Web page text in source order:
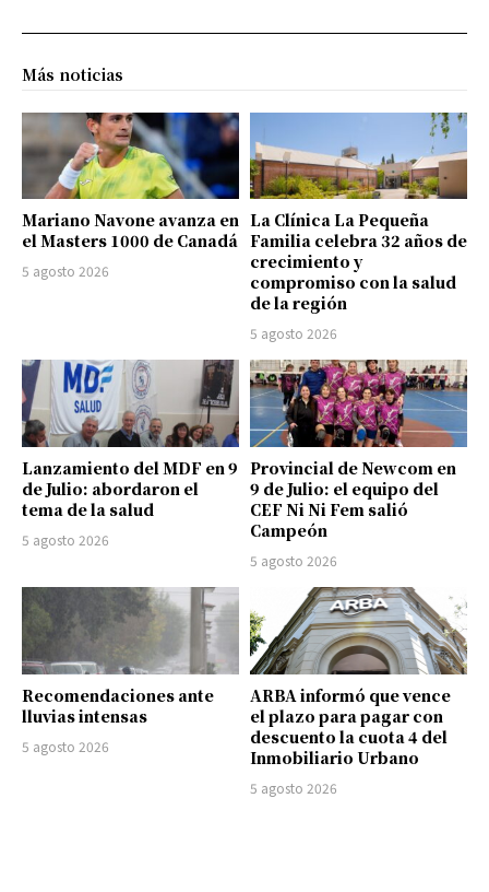
Más noticias
Mariano Navone avanza en
el Masters 1000 de Canadá
5 agosto 2026
La Clínica La Pequeña
Familia celebra 32 años de
crecimiento y
compromiso con la salud
de la región
5 agosto 2026
Lanzamiento del MDF en 9
de Julio: abordaron el
tema de la salud
5 agosto 2026
Provincial de Newcom en
9 de Julio: el equipo del
CEF Ni Ni Fem salió
Campeón
5 agosto 2026
Recomendaciones ante
lluvias intensas
5 agosto 2026
ARBA informó que vence
el plazo para pagar con
descuento la cuota 4 del
Inmobiliario Urbano
5 agosto 2026